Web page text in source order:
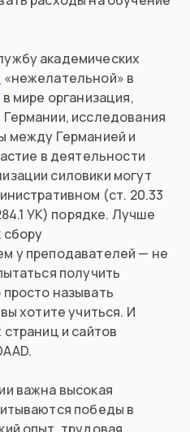
академических
«нежелательной» в
мире организация,
исследования
между Германией и
в деятельности
силовики могут
(ст. 20.33
УК) порядке. Лучше
сбору
у преподавателей — не
получить
называть
хотите учиться. И
и сайтов
важна высокая
победы в